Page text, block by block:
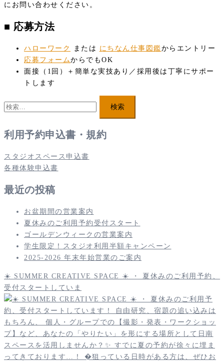
にお問い合わせください。
■ 応募方法
ハローワーク または にちなん仕事図鑑からエントリー
応募フォームからでもOK
面接（1回）＋簡単な実技あり／採用後は丁寧にサポー
トします
検
索:
利用予約申込書・規約
スタジオスペース申込書
各種体験申込書
最近の投稿
お盆期間の営業案内
夏休みのご利用予約受付スタート
ゴールデンウィークの営業案内
学生限定！スタジオ利用半額キャンペーン
2025-2026 年末年始営業のご案内
☀️ SUMMER CREATIVE SPACE ☀️ ・ 夏休みのご利用予約、
受付スタートしていま